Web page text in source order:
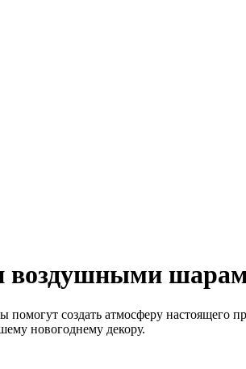
воздушными
создать атмосферу настоящего
новогоднему декору.